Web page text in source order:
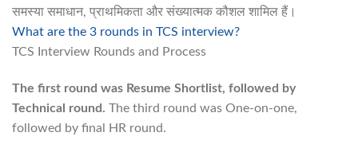
समस्या समाधान, प्राथमिकता और संख्यात्मक कौशल शामिल हैं।
What are the 3 rounds in TCS interview?
TCS Interview Rounds and Process
The first round was Resume Shortlist, followed by
Technical round. The third round was One-on-one,
followed by final HR round.